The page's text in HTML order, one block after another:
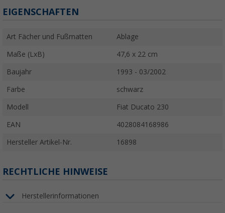
EIGENSCHAFTEN
Art Fächer und Fußmatten Ablage
Maße (LxB) 47,6 x 22 cm
Baujahr 1993 - 03/2002
Farbe schwarz
Modell Fiat Ducato 230
EAN 4028084168986
Hersteller Artikel-Nr. 16898
RECHTLICHE HINWEISE
Herstellerinformationen